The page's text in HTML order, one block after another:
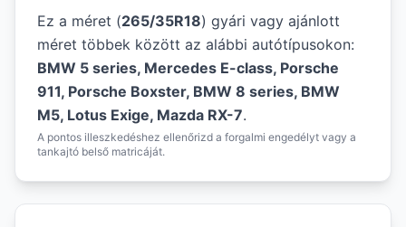
Ez a méret (265/35R18) gyári vagy ajánlott
méret többek között az alábbi autótípusokon:
BMW 5 series, Mercedes E-class, Porsche
911, Porsche Boxster, BMW 8 series, BMW
M5, Lotus Exige, Mazda RX-7.
A pontos illeszkedéshez ellenőrizd a forgalmi engedélyt vagy a
tankajtó belső matricáját.